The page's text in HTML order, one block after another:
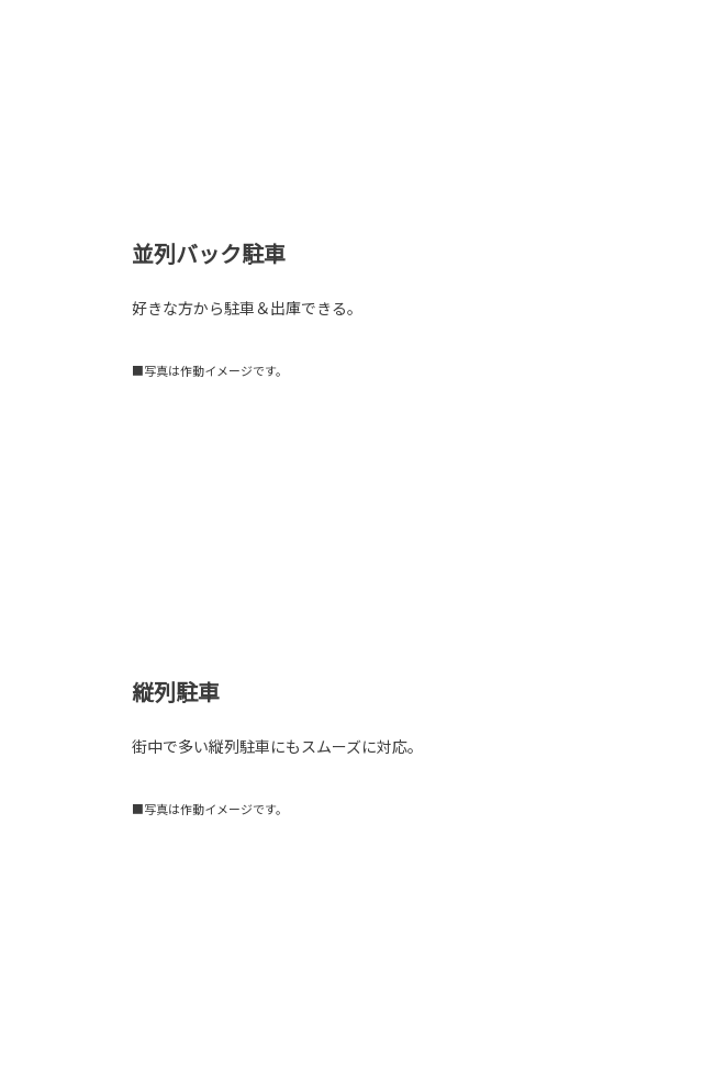
並列バック駐車
好きな方から駐車＆出庫できる。
■写真は作動イメージです。
縦列駐車
街中で多い縦列駐車にもスムーズに対応。
■写真は作動イメージです。